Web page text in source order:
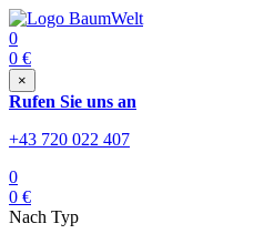
0
0 €
×
Rufen Sie uns an
+43 720 022 407
0
0 €
Nach Typ